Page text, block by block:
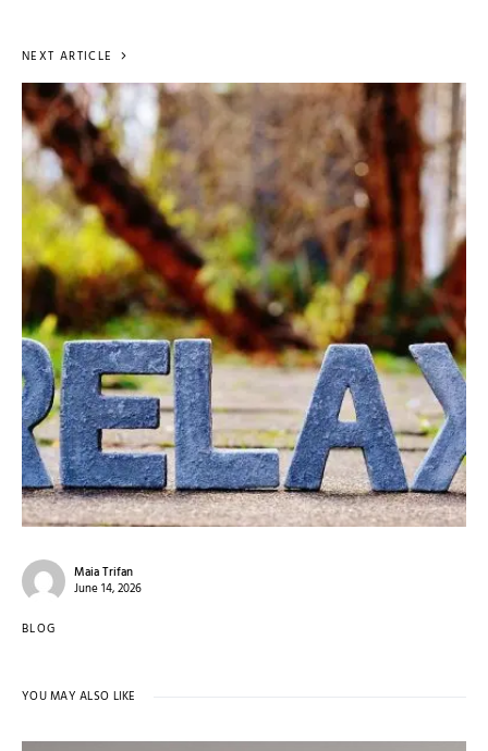
NEXT ARTICLE
Maia Trifan
June 14, 2026
BLOG
YOU MAY ALSO LIKE